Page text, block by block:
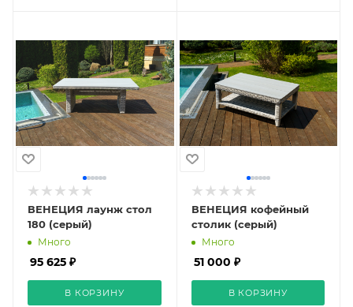
ВЕНЕЦИЯ лаунж стол
180 (серый)
Много
95 625 ₽
В КОРЗИНУ
ВЕНЕЦИЯ кофейный
столик (серый)
Много
51 000 ₽
В КОРЗИНУ